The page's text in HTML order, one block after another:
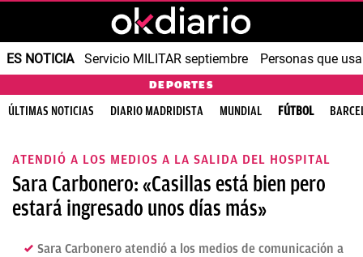
ES NOTICIA Servicio MILITAR septiembre Personas que
DEPORTES
ÚLTIMAS NOTICIAS DIARIO MADRIDISTA MUNDIAL FÚTBOL
ATENDIÓ A LOS MEDIOS A LA SALIDA DEL HOSPITAL
Sara Carbonero: «Casillas está bien pero
estará ingresado unos días más»
Sara Carbonero atendió a los medios de comunicación a